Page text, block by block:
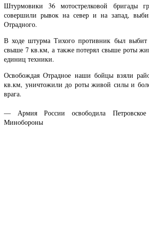
Штурмовики 36 мотострелковой бригады
совершили рывок на север и на запад,
Отрадного.
В ходе штурма Тихого противник был
свыше 7 кв.км, а также потерял свыше роты
единиц техники.
Освобождая Отрадное наши бойцы взяли
кв.км, уничтожили до роты живой силы и
врага.
— Армия России освободила
Минобороны